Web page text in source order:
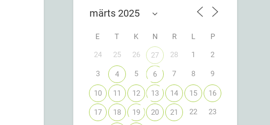
E T K N R L P
24 25 26 27 28 1 2
3 4 5 6 7 8 9
10 11 12 13 14 15 16
17 18 19 20 21 22 23